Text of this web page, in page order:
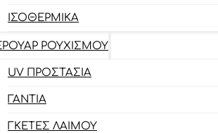
ΙΣΟΘΕΡΜΙΚΆ
ΡΟΥΧΙΣΜΟΎ
UV ΠΡΟΣΤΑΣΊΑ
ΓΆΝΤΙΑ
ΓΚΈΤΕΣ ΛΑΊΜΟΥ